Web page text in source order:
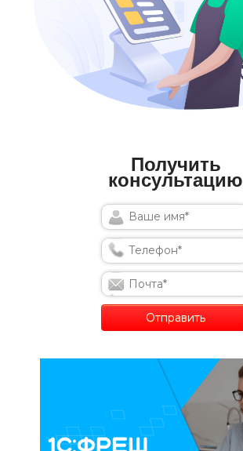
Получить
консультацию